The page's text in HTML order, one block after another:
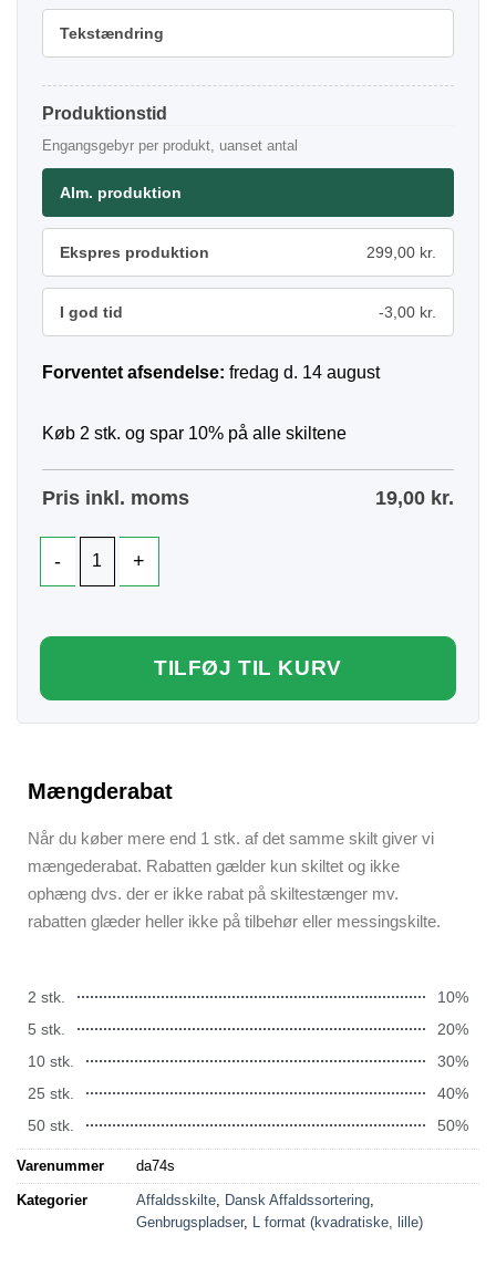
Tekstændring
Produktionstid
Engangsgebyr per produkt, uanset antal
Alm. produktion
Ekspres produktion 299,00 kr.
I god tid -3,00 kr.
Forventet afsendelse: fredag d. 14 august
Køb 2 stk. og spar 10% på alle skiltene
Pris inkl. moms 19,00 kr.
TILFØJ TIL KURV
Mængderabat
Når du køber mere end 1 stk. af det samme skilt giver vi
mængederabat. Rabatten gælder kun skiltet og ikke
ophæng dvs. der er ikke rabat på skiltestænger mv.
rabatten glæder heller ikke på tilbehør eller messingskilte.
2 stk.
10%
5 stk.
20%
10 stk.
30%
25 stk.
40%
50 stk.
50%
Varenummer da74s
Kategorier Affaldsskilte, Dansk Affaldssortering,
Genbrugspladser, L format (kvadratiske, lille)